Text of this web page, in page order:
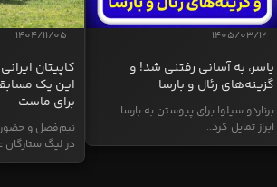
1405/03/12
یاسر، به آسانی رفتنی شد! و
گزینه‌های رئال و بارسا
برناردو سیلوا برای پیوستن به بارسا
ابراز تمایل کرد...
1404/11/05
کاپیتان
این یک
برای ماست
نیم‌فصل و حضور
در لیگ ستارگان